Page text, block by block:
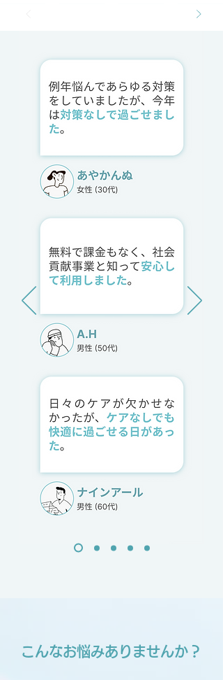
こんなお悩みありませんか？